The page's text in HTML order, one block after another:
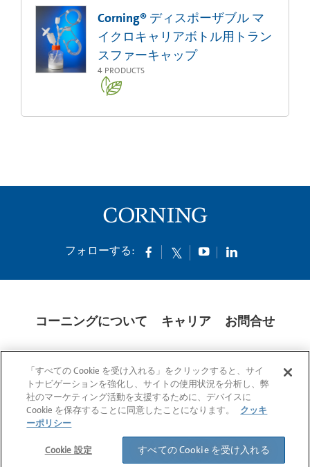
Corning® ディスポーザブル マ
イクロキャリアボトル用トラン
スファーキャップ
4 PRODUCTS
フォローする:
コーニングについて キャリア お問合せ
日本の個人情報保護方針
© 1994-2025 Corning Incorporated All Rights Reserved.
「すべての Cookie を受け入れる」をクリックすると、サイ
トナビゲーションを強化し、サイトの使用状況を分析し、弊
社のマーケティング活動を支援するために、デバイスに
Cookie を保存することに同意したことになります。
クッキ
ーポリシー
Cookie 設定 すべての Cookie を受け入れる